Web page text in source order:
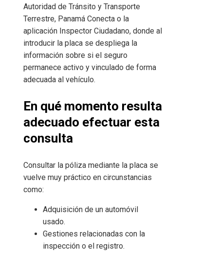
Autoridad de Tránsito y Transporte
Terrestre, Panamá Conecta o la
aplicación Inspector Ciudadano, donde al
introducir la placa se despliega la
información sobre si el seguro
permanece activo y vinculado de forma
adecuada al vehículo.
En qué momento resulta
adecuado efectuar esta
consulta
Consultar la póliza mediante la placa se
vuelve muy práctico en circunstancias
como:
Adquisición de un automóvil
usado.
Gestiones relacionadas con la
inspección o el registro.